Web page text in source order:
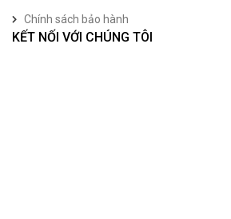
Chính sách bảo hành
KẾT NỐI VỚI CHÚNG TÔI